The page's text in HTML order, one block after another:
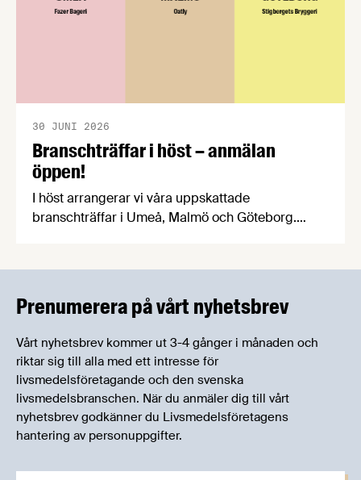
Branschträffar i höst – anmälan
öppen!
30 JUNI 2026
I höst arrangerar vi våra uppskattade
branschträffar i Umeå, Malmö och Göteborg.
Prenumerera på vårt nyhetsbrev
Vårt nyhetsbrev kommer ut 3-4 gånger i månaden och
riktar sig till alla med ett intresse för
livsmedelsföretagande och den svenska
livsmedelsbranschen. När du anmäler dig till vårt
nyhetsbrev godkänner du Livsmedelsföretagens
hantering av personuppgifter.